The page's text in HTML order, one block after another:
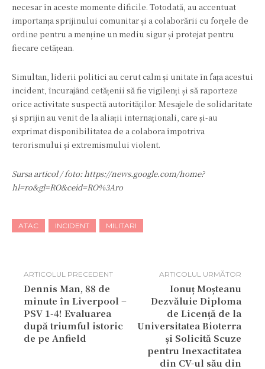
necesar în aceste momente dificile. Totodată, au accentuat
importanța sprijinului comunitar și a colaborării cu forțele de
ordine pentru a menține un mediu sigur și protejat pentru
fiecare cetățean.
Simultan, liderii politici au cerut calm și unitate în fața acestui
incident, încurajând cetățenii să fie vigilenți și să raporteze
orice activitate suspectă autorităților. Mesajele de solidaritate
și sprijin au venit de la aliații internaționali, care și-au
exprimat disponibilitatea de a colabora împotriva
terorismului și extremismului violent.
Sursa articol / foto: https://news.google.com/home?
hl=ro&gl=RO&ceid=RO%3Aro
ATAC INCIDENT MILITARI
ARTICOLUL PRECEDENT
Dennis Man, 88 de
minute în Liverpool –
PSV 1-4! Evaluarea
după triumful istoric
de pe Anfield
ARTICOLUL URMĂTOR
Ionuț Moșteanu
Dezvăluie Diploma
de Licență de la
Universitatea Bioterra
și Solicită Scuze
pentru Inexactitatea
din CV-ul său din